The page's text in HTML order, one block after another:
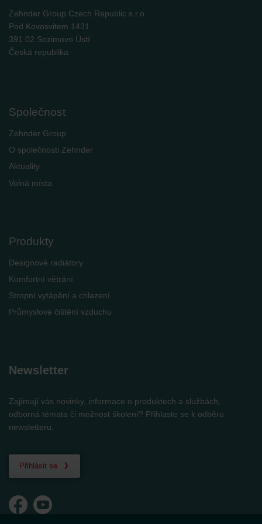
Zehnder Group Czech Republic s.r.o.
Pod Kovosvitem 1431
391 02 Sezimovo Ústí
Česká republika
Společnost
Zehnder Group
O společnosti Zehnder
Aktuality
Volná místa
Produkty
Designové radiátory
Komfortní větrání
Stropní vytápění a chlazení
Průmyslové čištění vzduchu
Newsletter
Zajímají vás novinky, informace o produktech a službách,
odborná témata či možnost školení? Přihlaste se k odběru
newsletteru.
Přihlásit se